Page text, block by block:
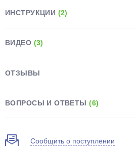
ИНСТРУКЦИИ (2)
ВИДЕО (3)
ОТЗЫВЫ
ВОПРОСЫ И ОТВЕТЫ(6)
Сообщить о поступлении